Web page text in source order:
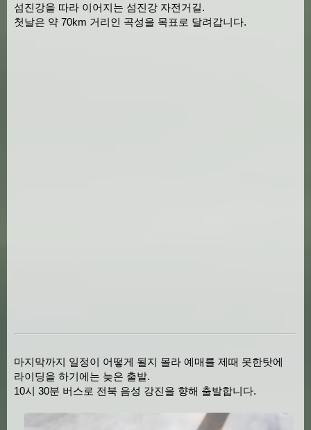
섬진강을 따라 이어지는 섬진강 자전거길.
첫날은 약 70km 거리인 곡성을 목표로 달려갑니다.
마지막까지 일정이 어떻게 될지 몰라 예매를 제때 못한탓에
라이딩을 하기에는 늦은 출발.
10시 30분 버스로 전북 음성 강진을 향해 출발합니다.